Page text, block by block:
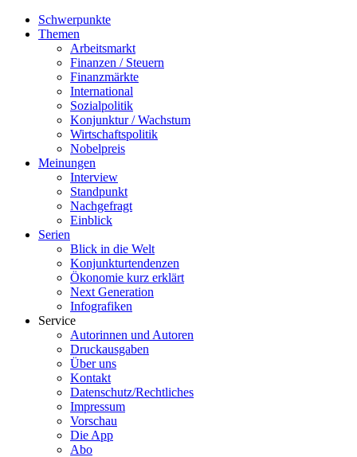
Schwerpunkte
Themen
Arbeitsmarkt
Finanzen / Steuern
Finanzmärkte
International
Sozialpolitik
Konjunktur / Wachstum
Wirtschaftspolitik
Nobelpreis
Meinungen
Interview
Standpunkt
Nachgefragt
Einblick
Serien
Blick in die Welt
Konjunkturtendenzen
Ökonomie kurz erklärt
Next Generation
Infografiken
Service
Autorinnen und Autoren
Druckausgaben
Über uns
Kontakt
Datenschutz/Rechtliches
Impressum
Vorschau
Die App
Abo